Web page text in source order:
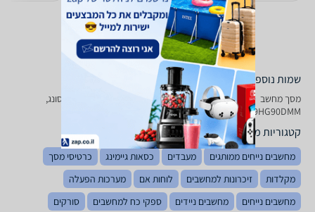
שמות נוספים לדגם
מסך מחשב ‏ 49 ‏אינטש Samsung C 49 HG 90 DMM UWQHD סמסונג,
C49HG90DMM סמסונג , סמסונג C49HG90DMM
קטגוריות משלימות
מחשבים נייחים ממותגים מעבדים כסאות גיימינג
כרטיסי מסך
מקלדות
זיכרונות למחשבים לוחות אם
מערכות הפעלה
מחשבים נייחים
מחשבים ניידים ספקי כח למחשבים
סורקים